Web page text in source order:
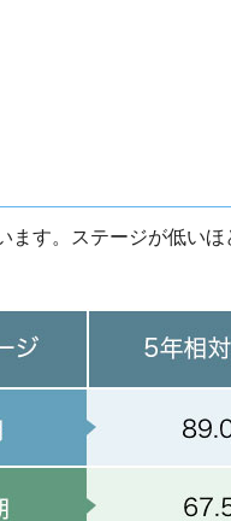
す。ステージが低い